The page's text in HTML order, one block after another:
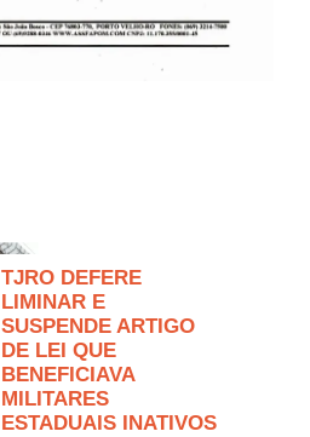
TJRO DEFERE
LIMINAR E
SUSPENDE ARTIGO
DE LEI QUE
BENEFICIAVA
MILITARES
ESTADUAIS INATIVOS